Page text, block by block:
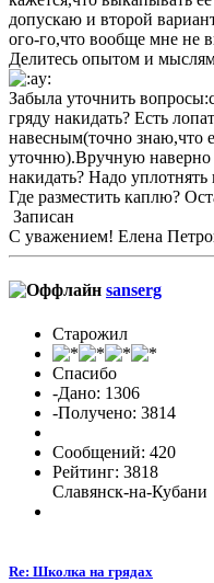
допускаю и второй
ого-го,что вообще мне не
Делитесь опытом и
Забыла уточнить
гряду накидать? Есть
навесным(точно знаю,что
уточню).Вручную наверно
накидать? Надо уплотнять
Где разместить каплю?
Записан
С уважением! Елена
sanserg
Старожил
Спасибо
-Дано: 1306
-Получено: 3814
Сообщений: 420
Рейтинг: 3818
Славянск-на-Кубани
Re: Школка на грядах